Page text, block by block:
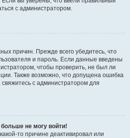
с администратором.
причин. Прежде всего убедитесь, что
и пароль. Если данные введены
чтобы проверить, не был ли
Также возможно, что допущена ошибка
с администратором для
не могу войти!
то причине деактивировал или